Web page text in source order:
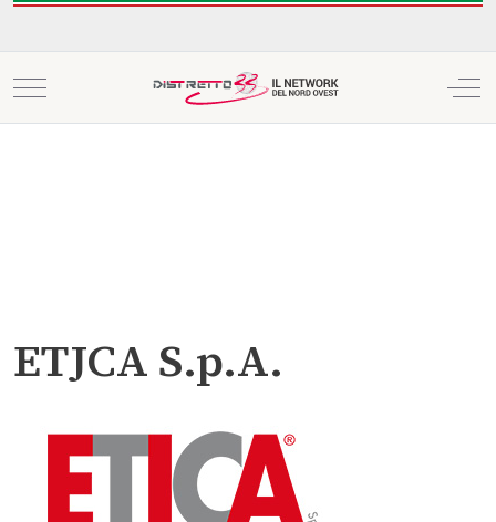
Mobile Menu Toggle
ETJCA S.p.A.